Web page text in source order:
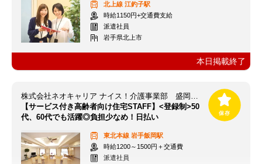
北上線 江釣子駅
時給1150円+交通費支給
派遣社員
岩手県北上市
本日掲載終了
株式会社ネオキャリア ナイス！介護事業部 盛岡支店／MOR
【サービス付き高齢者向け住宅STAFF】<登録制>50
代、60代でも活躍◎負担少なめ！日払い
東北本線 岩手飯岡駅
時給1200～1500円＋交通費
派遣社員